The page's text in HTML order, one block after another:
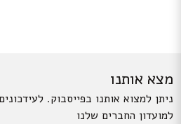
מצא אותנו
ניתן למצוא אותנו בפייסבוק.
למועדון החברים שלנו